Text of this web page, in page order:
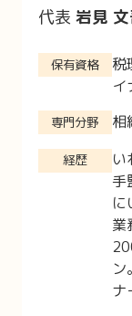
代表 岩見
保有資格
税
イ
専門分野 相
経歴
い
手
に
業
ン
ナ